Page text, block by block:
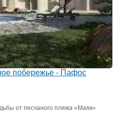
побережье - Пафос
от песчаного пляжа «Маяк»